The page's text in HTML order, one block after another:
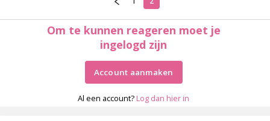
Om te kunnen reageren moet je
ingelogd zijn
Account aanmaken
Al een account? Log dan hier in